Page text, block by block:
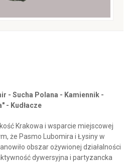
- Sucha Polana - Kamiennik -
- Kudłacze
Krakowa i wsparcie miejscowej
że Pasmo Lubomira i Łysiny w
obszar ożywionej działalności
dywersyjna i partyzancka